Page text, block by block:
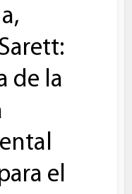
de la
el